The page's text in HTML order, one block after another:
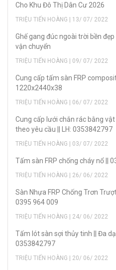
Cho Khu Đô Thị Dân Cư 2026
TRIỆU TIẾN HOÀNG | 13/ 07/ 2022
Ghế gang đúc ngoài trời bền
vận chuyển
TRIỆU TIẾN HOÀNG | 09/ 07/ 2022
Cung cấp tấm sàn FRP
1220x2440x38
TRIỆU TIẾN HOÀNG | 06/ 07/ 2022
Cung cấp lưới chắn rác bằng
theo yêu cầu || LH: 0353842797
TRIỆU TIẾN HOÀNG | 03/ 07/ 2022
Tấm sàn FRP chống cháy nổ ||
TRIỆU TIẾN HOÀNG | 26/ 06/ 2022
Sàn Nhựa FRP Chống Trơn
0395 964 009
TRIỆU TIẾN HOÀNG | 24/ 06/ 2022
Tấm lót sàn sợi thủy tinh || Đa
0353842797
TRIỆU TIẾN HOÀNG | 20/ 06/ 2022